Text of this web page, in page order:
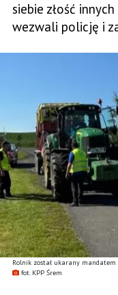
Rolnik został ukarany
fot. KPP Śrem
siebie złość
wezwali policję i